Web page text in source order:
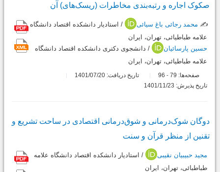
صکوک اجاره و رتبه‌بندی مخاطرات (ریسک‌های) آن
✍️ محمد رجائی باغ سیائی
/ استادیار دانشکده اقتصاد دانشگاه
علامه طباطیائی، تهران، ایران
حسین پارسائیان
/ دانشجوی دکتری دانشکده اقتصاد دانشگاه
علامه طباطیائی، تهران، ایران
صفحه‌ها: 79
-
تاریخ دریافت: 1401/07/20
تاریخ پذیرش: 1401/11/23
دوگان شوک‌درمانی و شوق‌درمانی اقتصادی در ساحت تشریع و
تقنین از منظر قرآن و سنت
مجید حبیبیان نقیبی
/ استادیار دانشکده اقتصاد دانشگاه علامه
طباطبائی، تهران، ایران